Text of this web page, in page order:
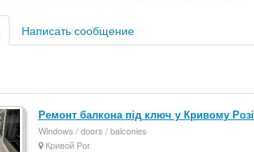
Написать сообщение
Ремонт балкона під ключ у Кривому Розі
Windows / doors / balconies
Кривой Рог